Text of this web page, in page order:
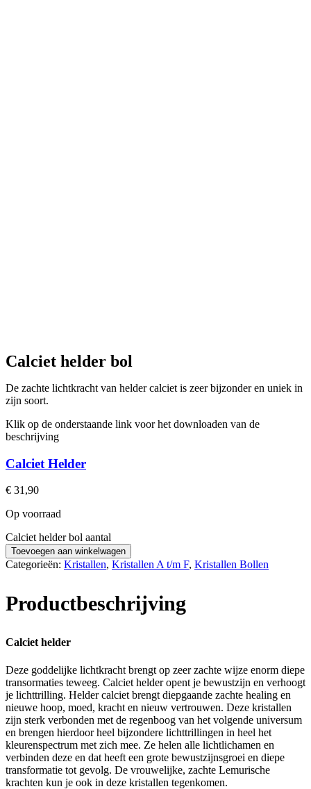
Calciet helder bol
De zachte lichtkracht van helder calciet is zeer bijzonder en uniek in
zijn soort.
Klik op de onderstaande link voor het downloaden van de
beschrijving
Calciet Helder
€ 31,90
Op voorraad
Calciet helder bol aantal
Toevoegen aan winkelwagen
Categorieën: Kristallen, Kristallen A t/m F, Kristallen Bollen
Productbeschrijving
Calciet helder
Deze goddelijke lichtkracht brengt op zeer zachte wijze enorm diepe
transormaties teweeg. Calciet helder opent je bewustzijn en verhoogt
je lichttrilling. Helder calciet brengt diepgaande zachte healing en
nieuwe hoop, moed, kracht en nieuw vertrouwen. Deze kristallen
zijn sterk verbonden met de regenboog van het volgende universum
en brengen hierdoor heel bijzondere lichttrillingen in heel het
kleurenspectrum met zich mee. Ze helen alle lichtlichamen en
verbinden deze en dat heeft een grote bewustzijnsgroei en diepe
transformatie tot gevolg. De vrouwelijke, zachte Lemurische
krachten kun je ook in deze kristallen tegenkomen.